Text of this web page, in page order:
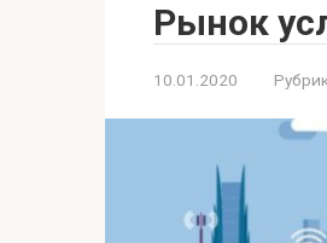
Рынок
10.01.2020